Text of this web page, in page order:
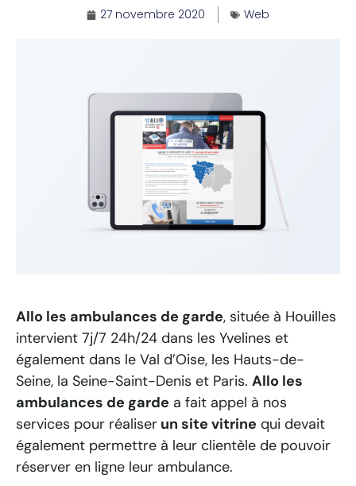
27 novembre 2020 Web
Allo les ambulances de garde, située à Houilles
intervient 7j/7 24h/24 dans les Yvelines et
également dans le Val d’Oise, les Hauts-de-
Seine, la Seine-Saint-Denis et Paris. Allo les
ambulances de garde a fait appel à nos
services pour réaliser un site vitrine qui devait
également permettre à leur clientèle de pouvoir
réserver en ligne leur ambulance.